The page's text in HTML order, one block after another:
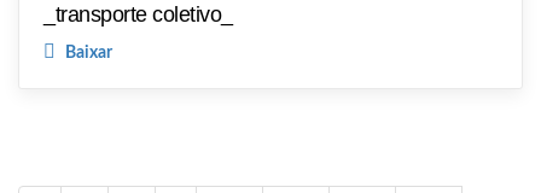
_transporte coletivo_
Baixar